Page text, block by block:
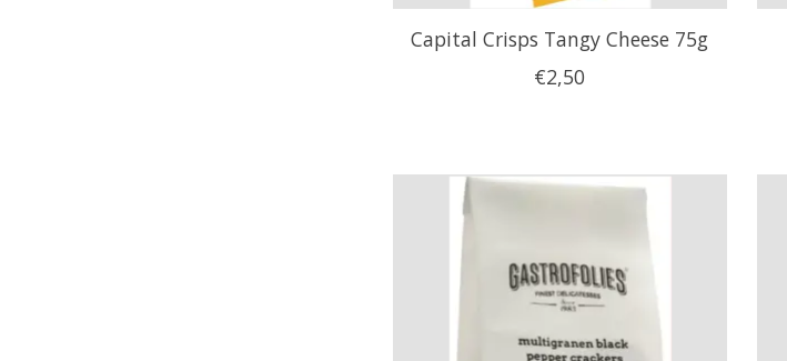
Capital Crisps Tangy Cheese 75g
€2,50